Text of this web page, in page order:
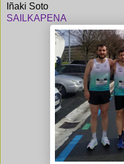
Iñaki Soto
SAILKAPENA